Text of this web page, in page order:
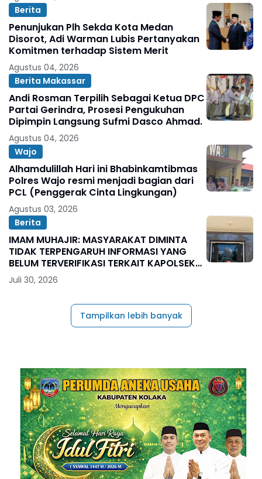
Berita
Penunjukan Plh Sekda Kota Medan
Disorot, Adi Warman Lubis Pertanyakan
Komitmen terhadap Sistem Merit
Agustus 04, 2026
Berita Makassar
Andi Rosman Terpilih Sebagai Ketua DPC
Partai Gerindra, Prosesi Pengukuhan
Dipimpin Langsung Sufmi Dasco Ahmad.
Agustus 04, 2026
Wajo
Alhamdulillah Hari ini Bhabinkamtibmas
Polres Wajo resmi menjadi bagian dari
PCL (Penggerak Cinta Lingkungan)
Agustus 03, 2026
Berita
IMAM MUHAJIR: MASYARAKAT DIMINTA
TIDAK TERPENGARUH INFORMASI YANG
BELUM TERVERIFIKASI TERKAIT KAPOLSEK
BOLO
Juli 30, 2026
Tampilkan lebih banyak